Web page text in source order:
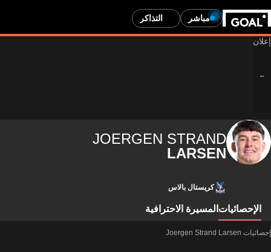
مباشر التذاكر
JOERGEN STRAND
LARSEN
كريستال بالاس
الإحصائيات المسيرة الاحترافية
إحصائيات Joergen Strand Larsen